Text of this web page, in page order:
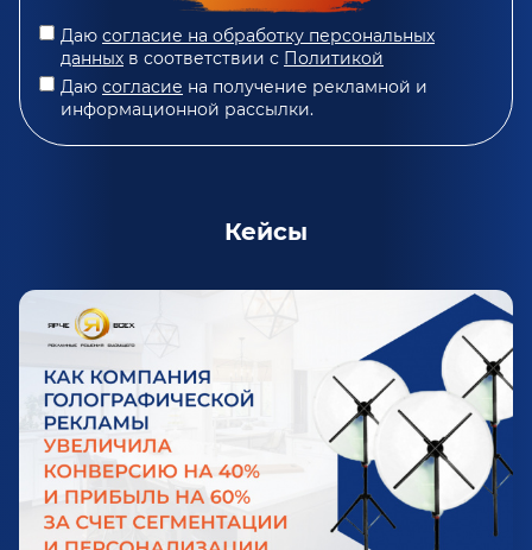
Даю согласие на обработку персональных
данных в соответствии с Политикой
Даю согласие на получение рекламной и
информационной рассылки.
Кейсы